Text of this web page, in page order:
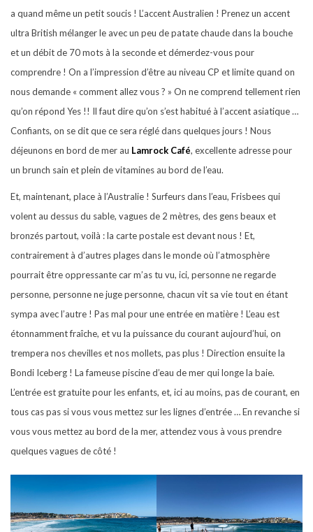
a quand même un petit soucis ! L’accent Australien ! Prenez un accent
ultra British mélanger le avec un peu de patate chaude dans la bouche
et un débit de 70 mots à la seconde et démerdez-vous pour
comprendre ! On a l’impression d’être au niveau CP et limite quand on
nous demande « comment allez vous ? » On ne comprend tellement rien
qu’on répond Yes !! Il faut dire qu’on s’est habitué à l’accent asiatique …
Confiants, on se dit que ce sera réglé dans quelques jours ! Nous
déjeunons en bord de mer au Lamrock Café, excellente adresse pour
un brunch sain et plein de vitamines au bord de l’eau.
Et, maintenant, place à l’Australie ! Surfeurs dans l’eau, Frisbees qui
volent au dessus du sable, vagues de 2 mètres, des gens beaux et
bronzés partout, voilà : la carte postale est devant nous ! Et,
contrairement à d’autres plages dans le monde où l’atmosphère
pourrait être oppressante car m’as tu vu, ici, personne ne regarde
personne, personne ne juge personne, chacun vit sa vie tout en étant
sympa avec l’autre ! Pas mal pour une entrée en matière ! L’eau est
étonnamment fraîche, et vu la puissance du courant aujourd’hui, on
trempera nos chevilles et nos mollets, pas plus ! Direction ensuite la
Bondi Iceberg ! La fameuse piscine d’eau de mer qui longe la baie.
L’entrée est gratuite pour les enfants, et, ici au moins, pas de courant, en
tous cas pas si vous vous mettez sur les lignes d’entrée … En revanche si
vous vous mettez au bord de la mer, attendez vous à vous prendre
quelques vagues de côté !